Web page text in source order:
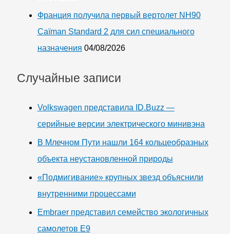
Франция получила первый вертолет NH90
Caïman Standard 2 для сил специального
назначения 04/08/2026
Случайные записи
Volkswagen представила ID.Buzz —
серийные версии электрического минивэна
В Млечном Пути нашли 164 кольцеобразных
объекта неустановленной природы
«Подмигивание» крупных звезд объяснили
внутренними процессами
Embraer представил семейство экологичных
самолетов E9